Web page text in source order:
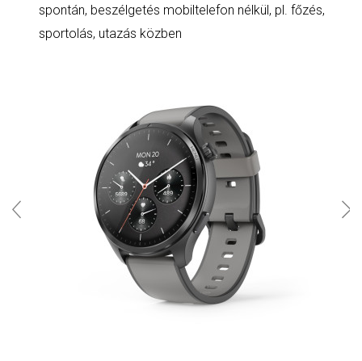
spontán, beszélgetés mobiltelefon nélkül, pl. főzés,
sportolás, utazás közben